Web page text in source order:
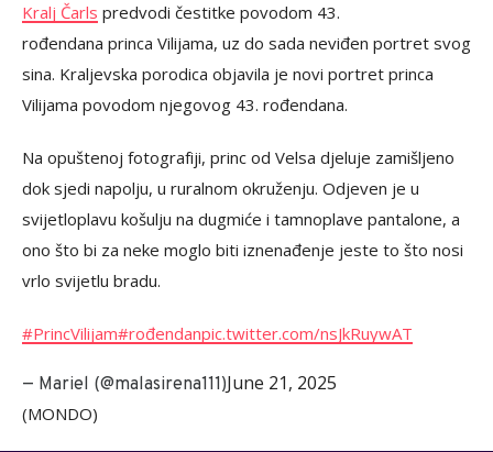
Kralj Čarls predvodi čestitke povodom 43.
rođendana princa Vilijama, uz do sada neviđen portret svog
sina. Kraljevska porodica objavila je novi portret princa
Vilijama povodom njegovog 43. rođendana.
Na opuštenoj fotografiji, princ od Velsa djeluje zamišljeno
dok sjedi napolju, u ruralnom okruženju. Odjeven je u
svijetloplavu košulju na dugmiće i tamnoplave pantalone, a
ono što bi za neke moglo biti iznenađenje jeste to što nosi
vrlo svijetlu bradu.
#PrincVilijam#rođendanpic.twitter.com/nsJkRuywAT
— Mariel (@malasirena111)June 21, 2025
(MONDO)